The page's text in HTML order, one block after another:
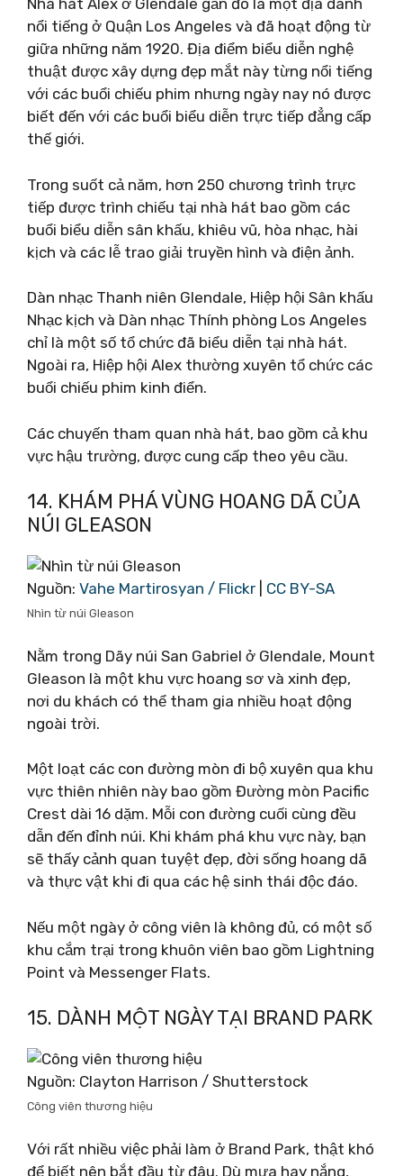
Nhà hát Alex ở Glendale gần đó là một địa danh
nổi tiếng ở Quận Los Angeles và đã hoạt động từ
giữa những năm 1920. Địa điểm biểu diễn nghệ
thuật được xây dựng đẹp mắt này từng nổi tiếng
với các buổi chiếu phim nhưng ngày nay nó được
biết đến với các buổi biểu diễn trực tiếp đẳng cấp
thế giới.
Trong suốt cả năm, hơn 250 chương trình trực
tiếp được trình chiếu tại nhà hát bao gồm các
buổi biểu diễn sân khấu, khiêu vũ, hòa nhạc, hài
kịch và các lễ trao giải truyền hình và điện ảnh.
Dàn nhạc Thanh niên Glendale, Hiệp hội Sân khấu
Nhạc kịch và Dàn nhạc Thính phòng Los Angeles
chỉ là một số tổ chức đã biểu diễn tại nhà hát.
Ngoài ra, Hiệp hội Alex thường xuyên tổ chức các
buổi chiếu phim kinh điển.
Các chuyến tham quan nhà hát, bao gồm cả khu
vực hậu trường, được cung cấp theo yêu cầu.
14. KHÁM PHÁ VÙNG HOANG DÃ CỦA
NÚI GLEASON
Nguồn: Vahe Martirosyan / Flickr CC BY-SA
Nhìn từ núi Gleason
Nằm trong Dãy núi San Gabriel ở Glendale, Mount
Gleason là một khu vực hoang sơ và xinh đẹp,
nơi du khách có thể tham gia nhiều hoạt động
ngoài trời.
Một loạt các con đường mòn đi bộ xuyên qua khu
vực thiên nhiên này bao gồm Đường mòn Pacific
Crest dài 16 dặm. Mỗi con đường cuối cùng đều
dẫn đến đỉnh núi. Khi khám phá khu vực này, bạn
sẽ thấy cảnh quan tuyệt đẹp, đời sống hoang dã
và thực vật khi đi qua các hệ sinh thái độc đáo.
Nếu một ngày ở công viên là không đủ, có một số
khu cắm trại trong khuôn viên bao gồm Lightning
Point và Messenger Flats.
15. DÀNH MỘT NGÀY TẠI BRAND PARK
Nguồn: Clayton Harrison / Shutterstock
Công viên thương hiệu
Với rất nhiều việc phải làm ở Brand Park, thật khó
để biết nên bắt đầu từ đâu. Dù mưa hay nắng,